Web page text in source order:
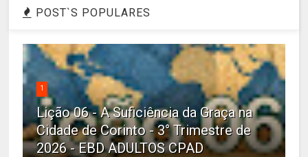
POST`S POPULARES
1
Lição 06 - A Suficiência da Graça na
Cidade de Corinto - 3° Trimestre de
2026 - EBD ADULTOS CPAD